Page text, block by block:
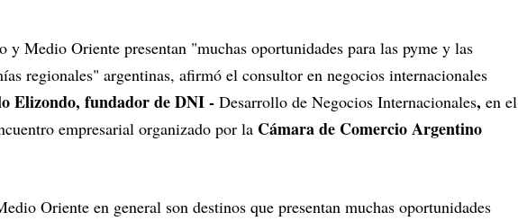
y Medio Oriente presentan "muchas oportunidades para las pyme y las
regionales" argentinas, afirmó el consultor en negocios internacionales
Elizondo, fundador de DNI - Desarrollo de Negocios Internacionales, en el
empresarial organizado por la Cámara de Comercio Argentino
Oriente en general son destinos que presentan muchas oportunidades